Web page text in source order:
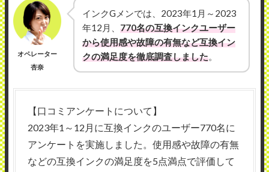
オペレーター
杏奈
インクGメンでは、2023年1月～2023
年12月、 770名の互換インクユーザー
から使用感や故障の有無など互換イン
クの満足度を徹底調査しました。
【口コミアンケートについて】
2023年1～12月に互換インクのユーザー770名に
アンケートを実施しました。使用感や故障の有無
などの互換インクの満足度を5点満点で評価して